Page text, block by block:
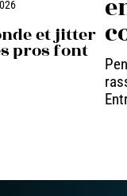
et jitter
pros font